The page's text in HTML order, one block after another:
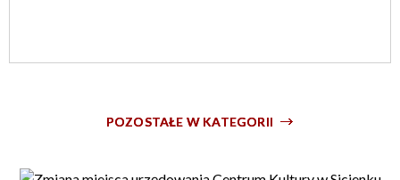
POZOSTAŁE W KATEGORII